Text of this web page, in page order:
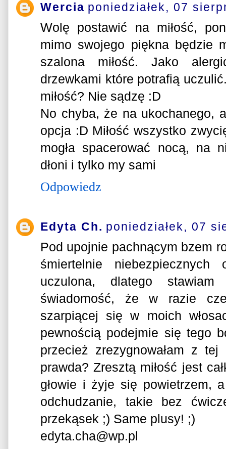
Wercia poniedziałek, 07
Wolę postawić na miłość,
mimo swojego piękna będzie
szalona miłość. Jako
drzewkami które potrafią
miłość? Nie sądzę :D
No chyba, że na ukochanego,
opcja :D Miłość wszystko
mogła spacerować nocą, na
dłoni i tylko my sami
Odpowiedz
Edyta Ch. poniedziałek, 07
Pod upojnie pachnącym bzem
śmiertelnie
uczulona, dlatego
świadomość, że w razie
szarpiącej się w moich
pewnością podejmie się tego
przecież zrezygnowałam z tej
prawda? Zresztą miłość jest
głowie i żyje się powietrzem,
odchudzanie, takie bez
przekąsek ;) Same plusy! ;)
edyta.cha@wp.pl